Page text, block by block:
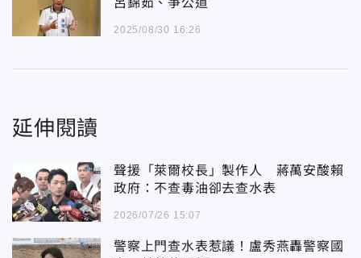
呂錦茹、爭公道
2025/08/30 16:26
延伸閱讀
聲援「萊爾校長」製作人 蔣萬安酸賴
政府：不查毒油卻去查水表
2026/07/26 15:07
警察上門查水表惹議！盧秀燕轟警察國